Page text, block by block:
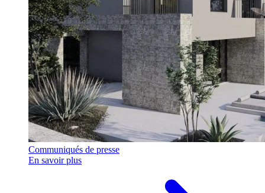
Communiqués de presse
En savoir plus